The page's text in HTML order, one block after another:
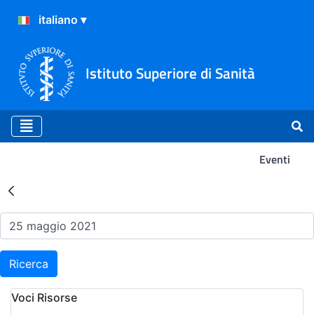
Istituto Superiore di Sanità
Eventi
Risultati della Ricerca -
Ricerca
Voci Risorse